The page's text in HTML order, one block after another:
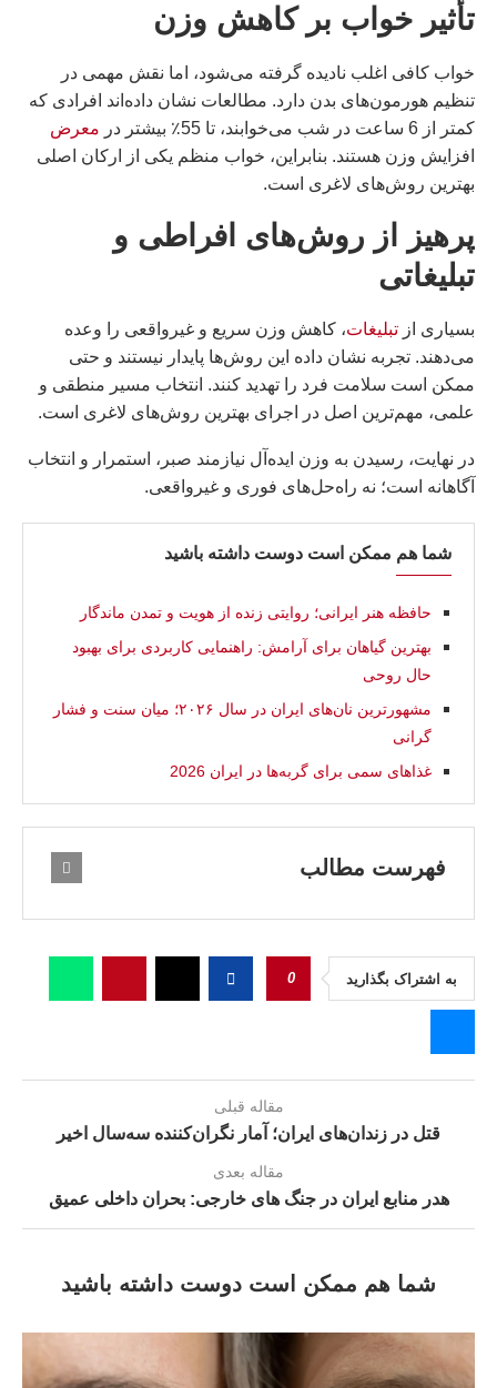
تأثیر خواب بر کاهش وزن
خواب کافی اغلب نادیده گرفته می‌شود، اما نقش مهمی در
تنظیم هورمون‌های بدن دارد. مطالعات نشان داده‌اند افرادی که
کمتر از 6 ساعت در شب می‌خوابند، تا 55٪ بیشتر در
معرض
افزایش وزن هستند. بنابراین، خواب منظم یکی از ارکان اصلی
بهترین روش‌های لاغری است.
پرهیز از روش‌های افراطی و
تبلیغاتی
بسیاری از تبلیغات، کاهش وزن سریع و غیرواقعی را وعده
می‌دهند. تجربه نشان داده این روش‌ها پایدار نیستند و حتی
ممکن است سلامت فرد را تهدید کنند. انتخاب مسیر منطقی و
علمی، مهم‌ترین اصل در اجرای بهترین روش‌های لاغری است.
در نهایت، رسیدن به وزن ایده‌آل نیازمند صبر، استمرار و انتخاب
آگاهانه است؛ نه راه‌حل‌های فوری و غیرواقعی.
شما هم ممکن است دوست داشته باشید
حافظه هنر ایرانی؛ روایتی زنده از هویت و تمدن ماندگار
بهترین گیاهان برای آرامش: راهنمایی کاربردی برای بهبود
حال روحی
مشهورترین نان‌های ایران در سال ۲۰۲۶؛ میان سنت و فشار
گرانی
غذاهای سمی برای گربه‌ها در ايران 2026
فهرست مطالب
به اشتراک بگذارید 0
مقاله قبلی
قتل در زندان‌های ایران؛ آمار نگران‌کننده سه‌سال اخیر
مقاله بعدی
هدر منابع ایران در جنگ های خارجی: بحران داخلی عمیق
شما هم ممکن است دوست داشته باشید